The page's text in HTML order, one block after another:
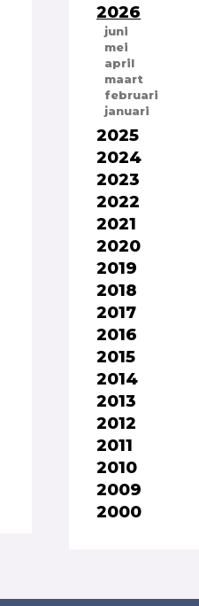
2026
juni
mei
april
maart
februari
januari
2025
2024
2023
2022
2021
2020
2019
2018
2017
2016
2015
2014
2013
2012
2011
2010
2009
2000